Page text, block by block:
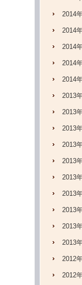
2014
2014
2014
2014
2014
2013
2013
2013
2013
2013
2013
2013
2013
2013
2013
2012
2012